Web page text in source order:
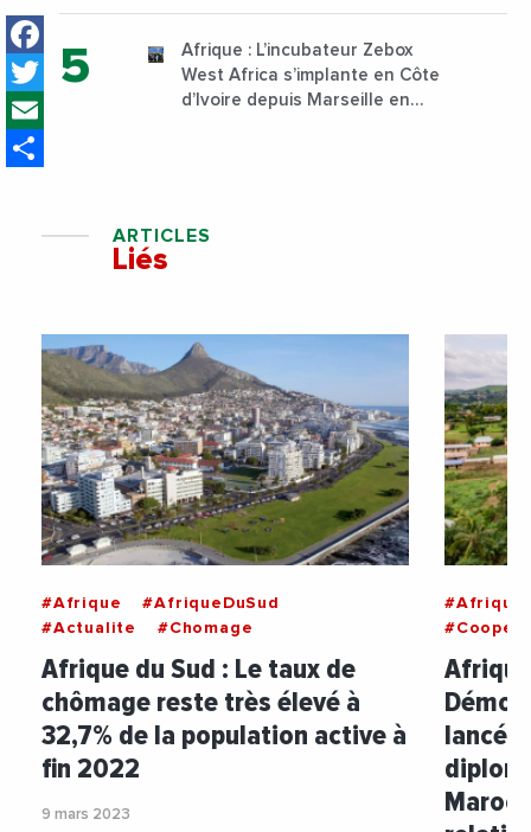
Facebook
Twitter
Afrique : L’incubateur Zebox
West Africa s’implante en Côte
d’Ivoire depuis Marseille en
ARTICLES
Liés
#Afrique
#AfriqueDuSud
#Actualite
#Chomage
Afrique du Sud : Le taux de
chômage reste très élevé à
32,7% de la population active à
fin 2022
9 mars 2023
#Afrique
lancé
Maroc